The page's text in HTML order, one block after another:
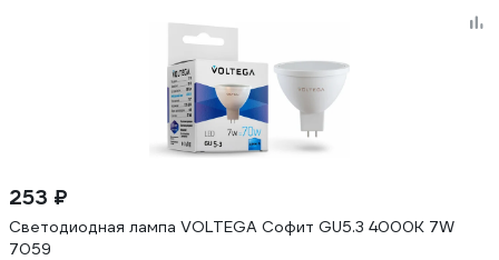
253 ₽
Светодиодная лампа VOLTEGA Софит GU5.3 4000К 7W
7059